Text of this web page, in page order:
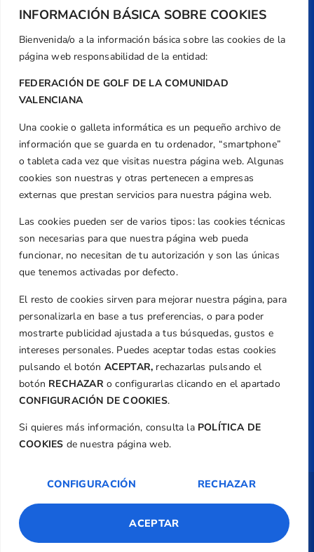
INFORMACIÓN BÁSICA SOBRE COOKIES
Bienvenida/o a la información básica sobre las cookies de la
página web responsabilidad de la entidad:
FEDERACIÓN DE GOLF DE LA COMUNIDAD
VALENCIANA
Una cookie o galleta informática es un pequeño archivo de
información que se guarda en tu ordenador, “smartphone”
o tableta cada vez que visitas nuestra página web. Algunas
cookies son nuestras y otras pertenecen a empresas
externas que prestan servicios para nuestra página web.
Las cookies pueden ser de varios tipos: las cookies técnicas
son necesarias para que nuestra página web pueda
funcionar, no necesitan de tu autorización y son las únicas
que tenemos activadas por defecto.
El resto de cookies sirven para mejorar nuestra página, para
personalizarla en base a tus preferencias, o para poder
mostrarte publicidad ajustada a tus búsquedas, gustos e
intereses personales. Puedes aceptar todas estas cookies
pulsando el botón ACEPTAR, rechazarlas pulsando el
botón RECHAZARo configurarlas clicando en el apartado
CONFIGURACIÓN DE COOKIES.
Si quieres más información, consulta la POLÍTICA DE
COOKIES de nuestra página web.
CONFIGURACIÓN RECHAZAR
ACEPTAR
Dirección
Centre de L´Esport, Carrer d'Isaac Peral i
Caballero, Nº 5, Despachos 2 y 3, 46980,
Valencia
+34 961 367 799
Email
federacion@golfcv.com
Aviso Legal
Política de Privacidad
Transparencia
Normativa
Federación
TecnoQuatre